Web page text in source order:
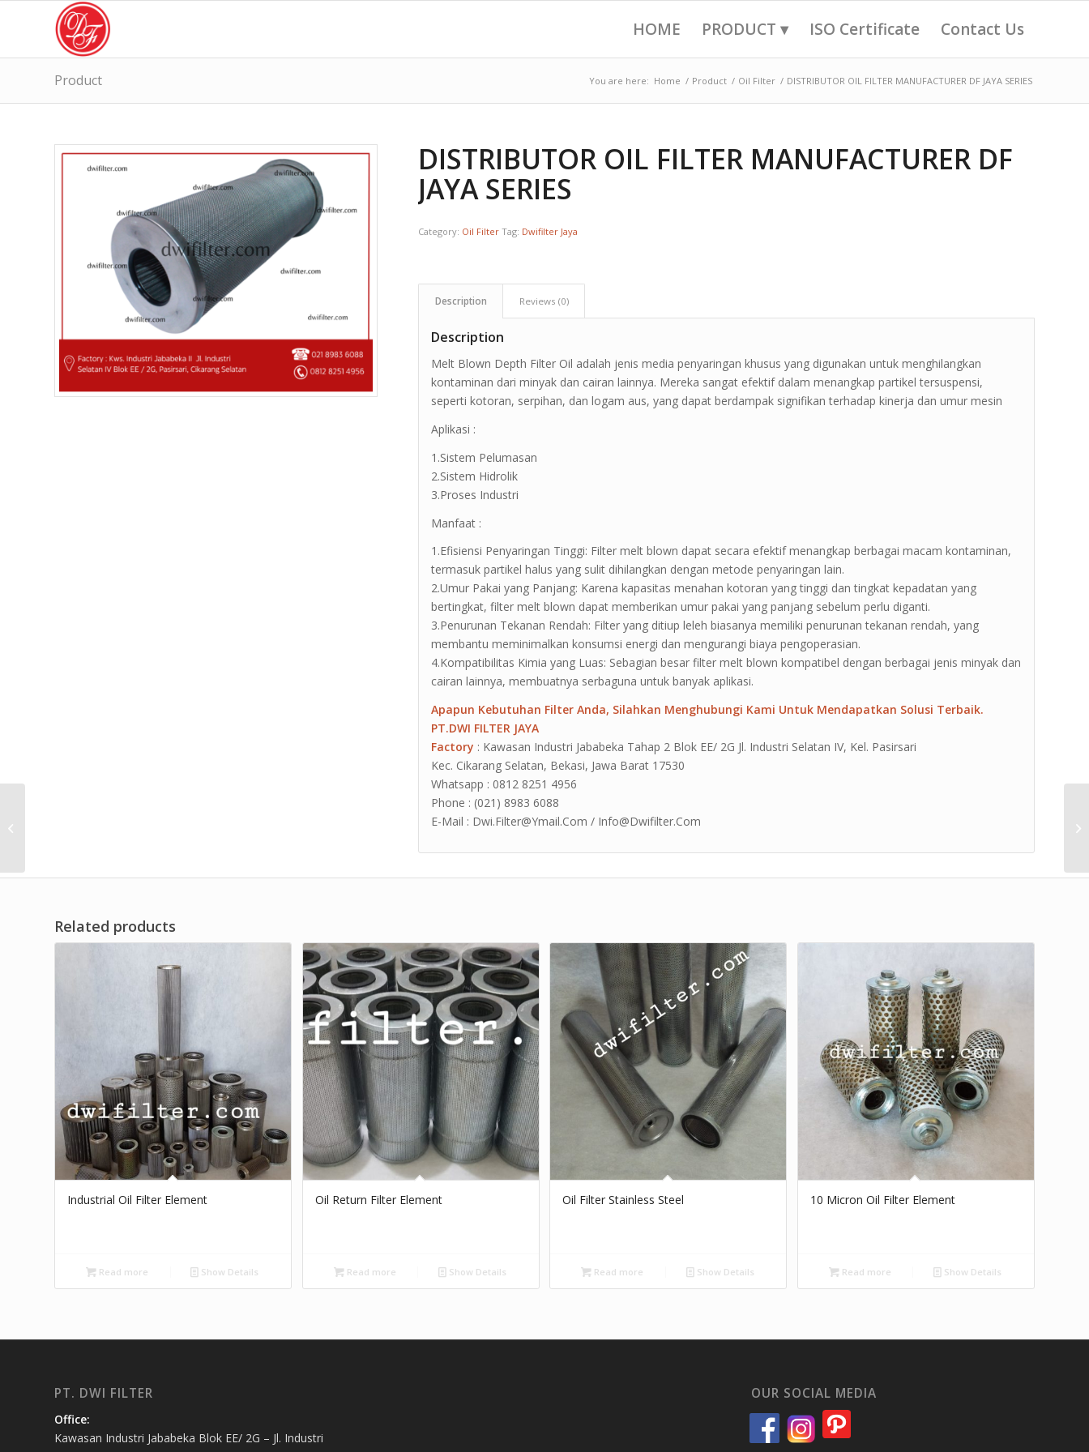
HOME PRODUCT ▾ ISO Certificate Contact Us
Product You are here: Home / Product / Oil Filter / DISTRIBUTOR OIL FILTER MANUFACTURER DF JAYA SERIES
DISTRIBUTOR OIL FILTER MANUFACTURER DF
JAYA SERIES
Category: Oil Filter Tag: Dwifilter Jaya
Description Reviews (0)
Description
Melt Blown Depth Filter Oil adalah jenis media penyaringan khusus yang digunakan untuk menghilangkan
kontaminan dari minyak dan cairan lainnya. Mereka sangat efektif dalam menangkap partikel tersuspensi,
seperti kotoran, serpihan, dan logam aus, yang dapat berdampak signifikan terhadap kinerja dan umur mesin
Aplikasi :
1.Sistem Pelumasan
2.Sistem Hidrolik
3.Proses Industri
Manfaat :
1.Efisiensi Penyaringan Tinggi: Filter melt blown dapat secara efektif menangkap berbagai macam kontaminan,
termasuk partikel halus yang sulit dihilangkan dengan metode penyaringan lain.
2.Umur Pakai yang Panjang: Karena kapasitas menahan kotoran yang tinggi dan tingkat kepadatan yang
bertingkat, filter melt blown dapat memberikan umur pakai yang panjang sebelum perlu diganti.
3.Penurunan Tekanan Rendah: Filter yang ditiup leleh biasanya memiliki penurunan tekanan rendah, yang
membantu meminimalkan konsumsi energi dan mengurangi biaya pengoperasian.
4.Kompatibilitas Kimia yang Luas: Sebagian besar filter melt blown kompatibel dengan berbagai jenis minyak dan
cairan lainnya, membuatnya serbaguna untuk banyak aplikasi.
Apapun Kebutuhan Filter Anda, Silahkan Menghubungi Kami Untuk Mendapatkan Solusi Terbaik.
PT.DWI FILTER JAYA
Factory : Kawasan Industri Jababeka Tahap 2 Blok EE/ 2G Jl. Industri Selatan IV, Kel. Pasirsari
Kec. Cikarang Selatan, Bekasi, Jawa Barat 17530
Whatsapp : 0812 8251 4956
Phone : (021) 8983 6088
E-Mail : Dwi.Filter@Ymail.Com / Info@Dwifilter.Com
Related products
Industrial Oil Filter Element
Read more Show Details
Oil Return Filter Element
Read more Show Details
Oil Filter Stainless Steel
Read more Show Details
10 Micron Oil Filter Element
Read more Show Details
PT. DWI FILTER
Office:
Kawasan Industri Jababeka Blok EE/ 2G – Jl. Industri
OUR SOCIAL MEDIA